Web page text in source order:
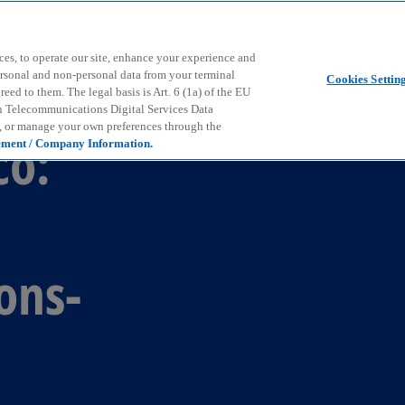
to operate our site, enhance your experience and
and non-personal data from your terminal
to them. The legal basis is Art. 6 (1a) of the EU
Telecommunications Digital Services Data
manage your own preferences through the
/ Company Information.
Cookies